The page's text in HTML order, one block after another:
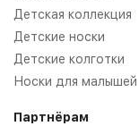
Детская коллекция
Детские носки
Детские колготки
Носки для малышей
Партнёрам